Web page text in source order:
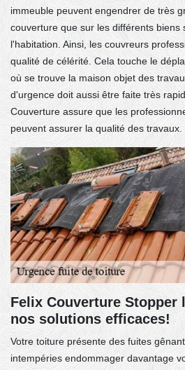
immeuble peuvent engendrer de très
couverture que sur les différents biens
l'habitation. Ainsi, les couvreurs
qualité de célérité. Cela touche le
où se trouve la maison objet des
d'urgence doit aussi être faite très
Couverture assure que les
peuvent assurer la qualité des travaux.
Felix Couverture Stopper
nos solutions efficaces!
Votre toiture présente des fuites
intempéries endommager davantage